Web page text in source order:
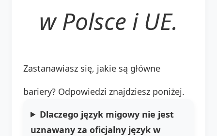
w Polsce i UE.
Zastanawiasz się, jakie są główne
bariery? Odpowiedzi znajdziesz poniżej.
Dlaczego język migowy nie jest
uznawany za oficjalny język w